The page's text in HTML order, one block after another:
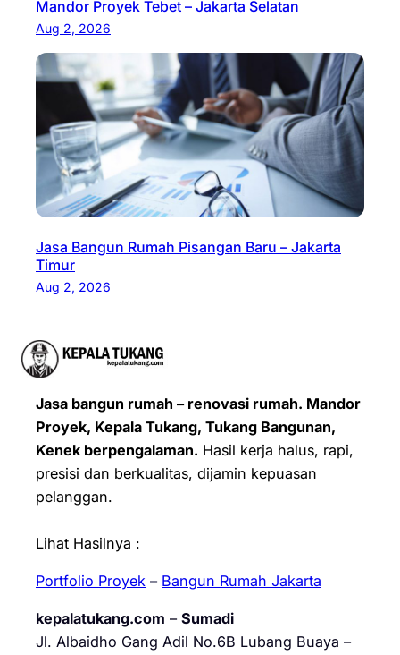
Mandor Proyek Tebet – Jakarta Selatan
Aug 2, 2026
Jasa Bangun Rumah Pisangan Baru – Jakarta
Timur
Aug 2, 2026
Jasa bangun rumah – renovasi rumah. Mandor
Proyek, Kepala Tukang, Tukang Bangunan,
Kenek berpengalaman. Hasil kerja halus, rapi,
presisi dan berkualitas, dijamin kepuasan
pelanggan.
Lihat Hasilnya :
Portfolio Proyek – Bangun Rumah Jakarta
kepalatukang.com – Sumadi
Jl. Albaidho Gang Adil No.6B Lubang Buaya –